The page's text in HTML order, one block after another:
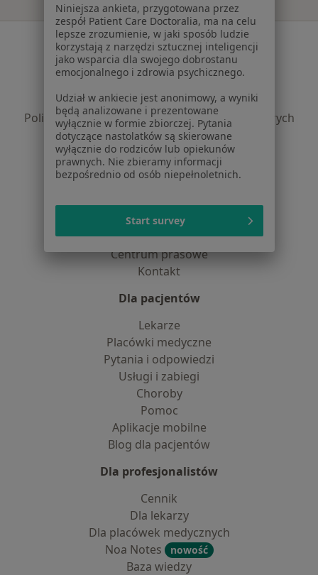
Serwis
Regulamin
Polityka prywatności pacjentów
Polityka prywatności profesjonalistów
Polityka prywatności dla profesjonalistów, których
dane pozyskaliśmy samodzielnie
Polityka cookies
Jak działają wyniki wyszukiwania
Dostępność
O nas
Praca Rekrutujemy!
Partnerzy
Centrum prasowe
Kontakt
Dla pacjentów
Lekarze
Placówki medyczne
Pytania i odpowiedzi
Usługi i zabiegi
Choroby
Pomoc
Aplikacje mobilne
Blog dla pacjentów
Dla profesjonalistów
Cennik
Dla lekarzy
Dla placówek medycznych
Noa Notes
nowość
Baza wiedzy
Niniejsza ankieta, przygotowana przez
zespół Patient Care Doctoralia, ma na celu
lepsze zrozumienie, w jaki sposób ludzie
korzystają z narzędzi sztucznej inteligencji
jako wsparcia dla swojego dobrostanu
emocjonalnego i zdrowia psychicznego.
Udział w ankiecie jest anonimowy, a wyniki
będą analizowane i prezentowane
wyłącznie w formie zbiorczej. Pytania
dotyczące nastolatków są skierowane
wyłącznie do rodziców lub opiekunów
prawnych. Nie zbieramy informacji
bezpośrednio od osób niepełnoletnich.
Start survey